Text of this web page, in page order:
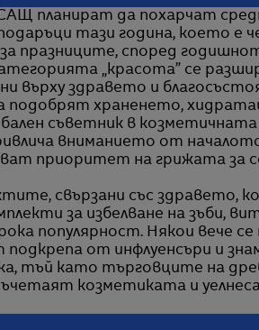
планират да похарчат
тази година, което е
празниците, според
„красота” се
върху здравето и
храненето,
съветник в козметичната
вниманието от
приоритет на грижата за
свързани със здравето,
за избелване на зъби,
популярност. Някои вече
подкрепа от инфлуенсъри и
тъй като търговците на
козметиката и